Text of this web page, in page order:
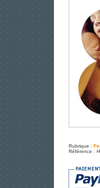
Rubrique :
Référence :